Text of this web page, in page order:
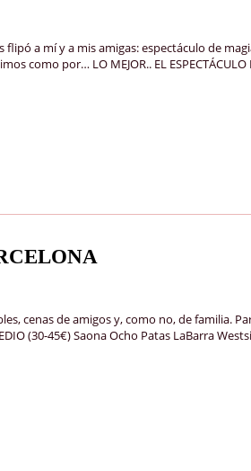
flipó a mí y a mis amigas: espectáculo de
como por… LO MEJOR.. EL ESPECTÁCULO
cenas de amigos y, como no, de familia.
(30-45€) Saona Ocho Patas LaBarra